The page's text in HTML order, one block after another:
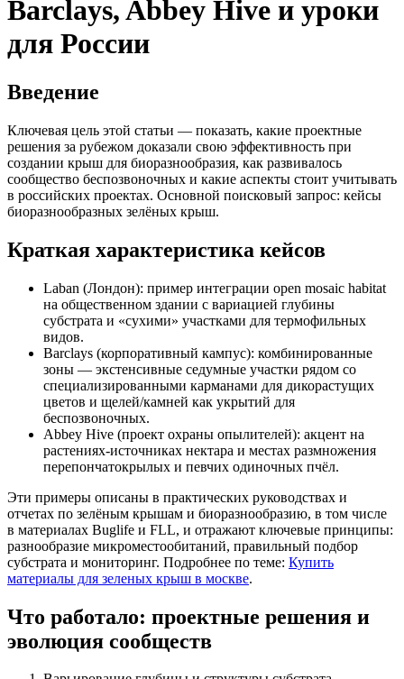
Barclays, Abbey Hive и уроки
для России
Введение
Ключевая цель этой статьи — показать, какие проектные
решения за рубежом доказали свою эффективность при
создании крыш для биоразнообразия, как развивалось
сообщество беспозвоночных и какие аспекты стоит учитывать
в российских проектах. Основной поисковый запрос: кейсы
биоразнообразных зелёных крыш.
Краткая характеристика кейсов
Laban (Лондон): пример интеграции open mosaic habitat
на общественном здании с вариацией глубины
субстрата и «сухими» участками для термофильных
видов.
Barclays (корпоративный кампус): комбинированные
зоны — экстенсивные седумные участки рядом со
специализированными карманами для дикорастущих
цветов и щелей/камней как укрытий для
беспозвоночных.
Abbey Hive (проект охраны опылителей): акцент на
растениях-источниках нектара и местах размножения
перепончатокрылых и певчих одиночных пчёл.
Эти примеры описаны в практических руководствах и
отчетах по зелёным крышам и биоразнообразию, в том числе
в материалах Buglife и FLL, и отражают ключевые принципы:
разнообразие микроместообитаний, правильный подбор
субстрата и мониторинг. Подробнее по теме: Купить
материалы для зеленых крыш в москве.
Что работало: проектные решения и
эволюция сообществ